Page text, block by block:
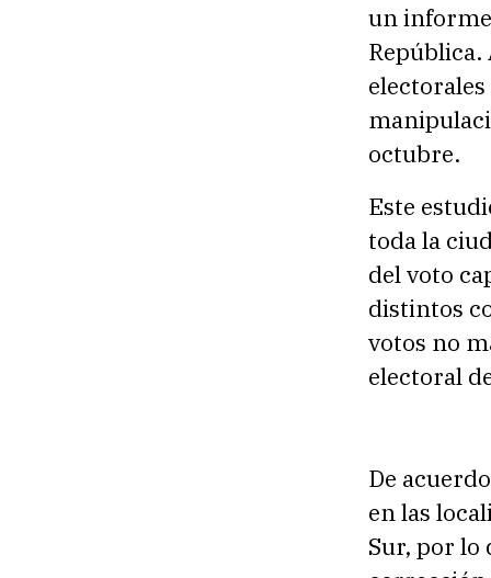
un
octubre.
Este
toda la
del voto
distintos
votos no
electoral
De
en las
Sur, por lo